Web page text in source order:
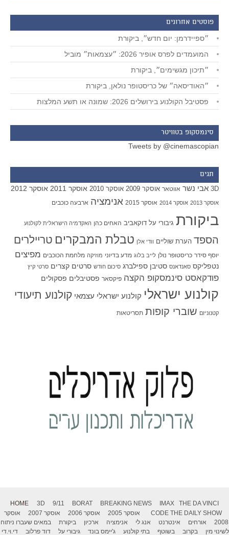
פוסטים אחרונים
״ספיידרמן: יום חדש״, ביקורת
המועמדים לפרס אופיר 2026: ״עצמאות״ מוביל
״תיכון מגשימים״, ביקורת
״האודיסאה״ של כריסטופר נולאן, ביקורת
פסטיבל הקולנוע בירושלים 2026: שמונה או תשע המלצות
סינמסקופ בטוויטר
Tweets by @cinemascopian
תגים
3D אבי נשר אווטאר אוסקר 2009 אוסקר 2010 אוסקר 2011 אוסקר 2012
אוסקר 2013 אוסקר 2014 אוסקר 2015 אנימציה ארבעה כוכבים
ביקורת גיבורי על דוקאביב האחים כהן האקדמיה הישראלית לקולנוע
הספד הערת שוליים וודי אלן טבלת המבקרים טריילרים
יוסף סידר כריסטופר נולן לייב בלוג מדע בדיוני מוזיקה מלחמת הכוכבים מפיצים
נטפליקס סאנדאנס סטיבן ספילברג סיכום חודש סרטים קצרים סרטי קיץ
פודקאסט סינמסקופ הקצה פיקסאר פסטיבלים פסקולים
קולנוע ישראלי קולנוע ישראלי עצמאי קולנוע תיעודי
קטנוניזם שוברי קופות תסריטאות
HOME 3D 9/11 BORAT BREAKING NEWS IMAX
THE DA VINCI
CODE THE DAILY SHOW אוסקר 2005 אוסקר 2006 אוסקר 2007
אוסקר
2008
אורחים אינטרנט אנג לי אנימציה ארכיון ביקורת
במאים שעברו ניתוח
לשינוי מין
בקרוב בשוטף בתי קולנוע ג'יימס בונד גיבורי על דוד פרלוב די.וי.די